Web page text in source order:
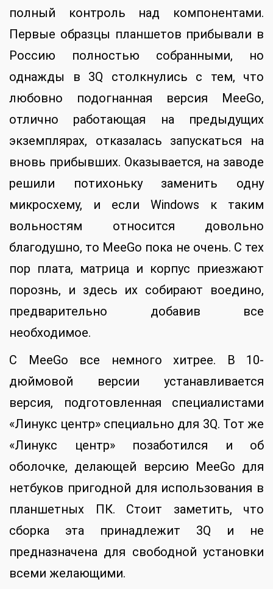
полный контроль над компонентами.
Первые образцы планшетов прибывали в
Россию полностью собранными, но
однажды в 3Q столкнулись с тем, что
любовно подогнанная версия MeeGo,
отлично работающая на предыдущих
экземплярах, отказалась запускаться на
вновь прибывших. Оказывается, на заводе
решили потихоньку заменить одну
микросхему, и если Windows к таким
вольностям относится довольно
благодушно, то MeeGo пока не очень. С тех
пор плата, матрица и корпус приезжают
порознь, и здесь их собирают воедино,
предварительно добавив все
необходимое.
С MeeGo все немного хитрее. В 10-
дюймовой версии устанавливается
версия, подготовленная специалистами
«Линукс центр» специально для 3Q. Тот же
«Линукс центр» позаботился и об
оболочке, делающей версию MeeGo для
нетбуков пригодной для использования в
планшетных ПК. Стоит заметить, что
сборка эта принадлежит 3Q и не
предназначена для свободной установки
всеми желающими.